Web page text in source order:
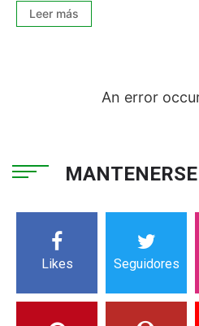
Leer más
An error
Likes Seguidores